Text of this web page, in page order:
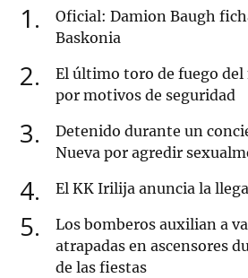
1
Oficial: Damion Baugh
Baskonia
2
El último toro de fuego del
por motivos de seguridad
3
Detenido durante un
Nueva por agredir
4 El KK Irilija anuncia la
5
Los bomberos auxilian a
atrapadas en ascensores
de las fiestas